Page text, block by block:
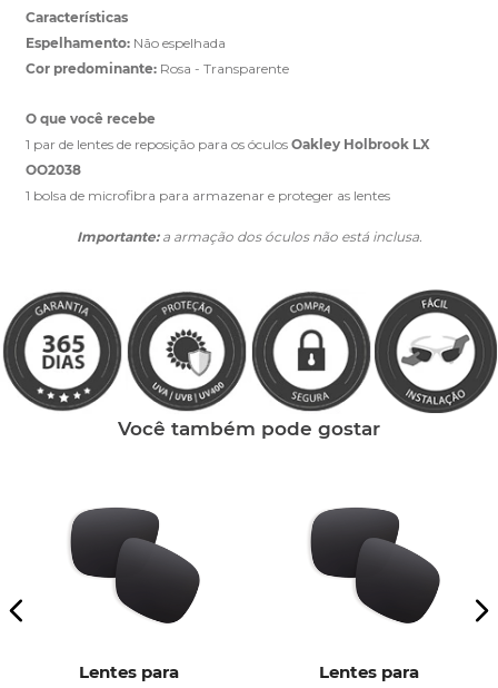
Características
Espelhamento: Não espelhada
Cor predominante: Rosa - Transparente
O que você recebe
1 par de lentes de reposição para os óculos Oakley Holbrook LX
OO2038
1 bolsa de microfibra para armazenar e proteger as lentes
Importante:a armação dos óculos não está inclusa.
Você também pode gostar
Lentes para
Lentes para